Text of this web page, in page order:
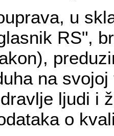
u
RS",
na
ljudi i
o